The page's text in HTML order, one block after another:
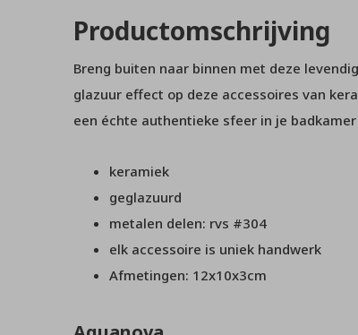
Productomschrijving
Breng buiten naar binnen met deze
glazuur effect op deze accessoires van
een échte authentieke sfeer in je
keramiek
geglazuurd
metalen delen: rvs #304
elk accessoire is uniek handwerk
Afmetingen: 12x10x3cm